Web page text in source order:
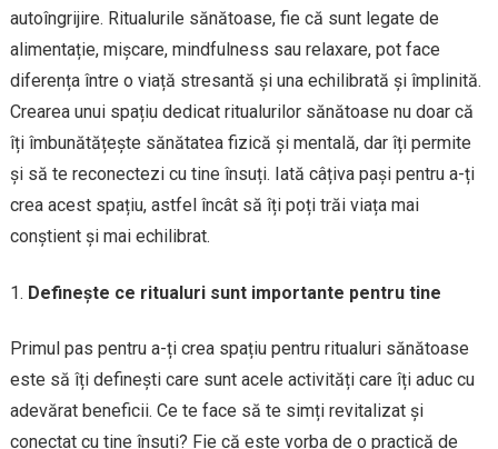
autoîngrijire. Ritualurile sănătoase, fie că sunt legate de
alimentație, mișcare, mindfulness sau relaxare, pot face
diferența între o viață stresantă și una echilibrată și împlinită.
Crearea unui spațiu dedicat ritualurilor sănătoase nu doar că
îți îmbunătățește sănătatea fizică și mentală, dar îți permite
și să te reconectezi cu tine însuți. Iată câțiva pași pentru a-ți
crea acest spațiu, astfel încât să îți poți trăi viața mai
conștient și mai echilibrat.
Definește ce ritualuri sunt importante pentru tine
Primul pas pentru a-ți crea spațiu pentru ritualuri sănătoase
este să îți definești care sunt acele activități care îți aduc cu
adevărat beneficii. Ce te face să te simți revitalizat și
conectat cu tine însuți? Fie că este vorba de o practică de